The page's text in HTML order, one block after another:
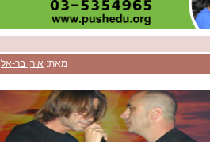
מאת: אורן בר-אל